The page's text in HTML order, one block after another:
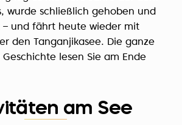
wurde schließlich gehoben und
– und fährt heute wieder mit
den Tanganjikasee. Die ganze
lesen Sie am Ende
am See